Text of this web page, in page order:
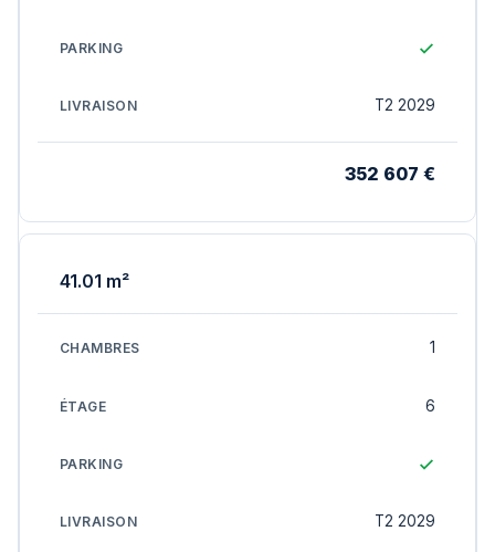
T2 2029
352 607 €
41.01 m²
1
6
T2 2029